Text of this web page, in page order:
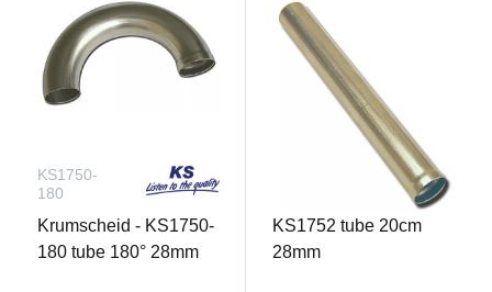
KS1750-
180
Krumscheid - KS1750-
180 tube 180° 28mm
KS1752 tube 20cm
28mm